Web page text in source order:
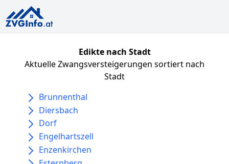
Edikte nach Stadt
Aktuelle Zwangsversteigerungen sortiert nach
Stadt
Brunnenthal
Diersbach
Dorf
Engelhartszell
Enzenkirchen